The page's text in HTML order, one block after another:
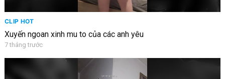
CLIP HOT
Xuyến ngoan xinh mu to của các anh yêu
7 tháng trước